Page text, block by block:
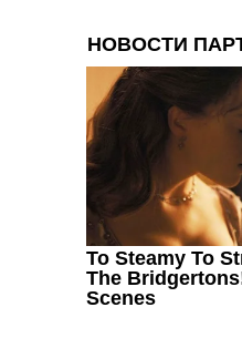
Турниры
Лига
Другие
Таблицы